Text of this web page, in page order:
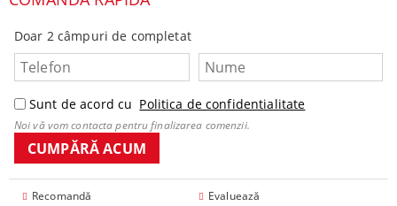
Doar 2 câmpuri de completat
Sunt de acord cu Politica de confidentialitate
Noi vă vom contacta pentru finalizarea comenzii.
Recomandă
Evaluează